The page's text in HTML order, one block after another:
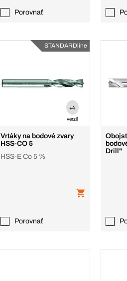
Porovnať
STANDARDline
+4
verzií
Vrtáky na bodové zvary
HSS-CO 5
HSS-E Co 5 %
Porovnať
Drill"